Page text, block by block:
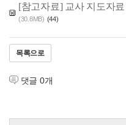
[참고자료] 교사 지도자료
(30.8MB) (44)
목록으로
댓글 0개